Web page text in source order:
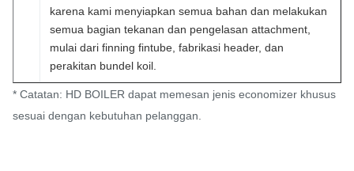
karena kami menyiapkan semua bahan dan melakukan
semua bagian tekanan dan pengelasan attachment,
mulai dari finning fintube, fabrikasi header, dan
perakitan bundel koil.
* Catatan: HD BOILER dapat memesan jenis economizer khusus
sesuai dengan kebutuhan pelanggan.